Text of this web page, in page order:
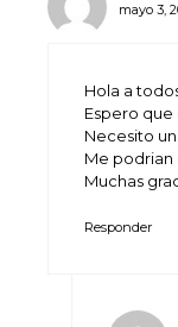
mayo 3,
Hola a
Espero
Necesito
Me podrian
Muchas
Responder